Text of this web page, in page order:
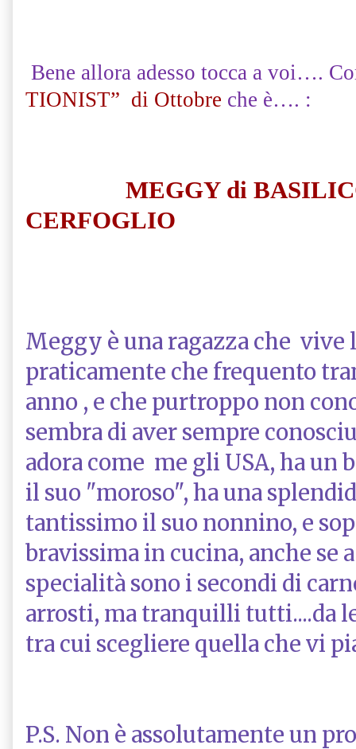
Bene allora adesso tocca a voi….
TIONIST” di Ottobre che è…. :
MEGGY di
CERFOGLIO
Meggy è una ragazza che vive
praticamente che frequento
anno , e che purtroppo non
sembra di aver sempre
adora come me gli USA, ha un
il suo "moroso", ha una
tantissimo il suo nonnino, e
bravissima in cucina, anche se
specialità sono i secondi di
arrosti, ma tranquilli tutti....da
tra cui scegliere quella che vi
P.S. Non è assolutamente un